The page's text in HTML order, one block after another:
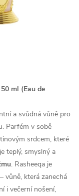
ml (Eau de
a svůdná vůně pro
Parfém v sobě
srdcem, které
teplý, smyslný a
. Rasheeqa je
– vůně, která zanechá
i večerní nošení,